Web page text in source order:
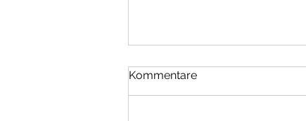
Religionen
Jede Religion muss von sich
Kommentare